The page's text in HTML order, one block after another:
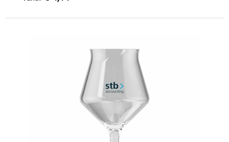
Minimale afname: 1